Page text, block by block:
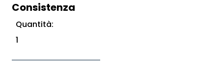
Consistenza
Quantità:
1